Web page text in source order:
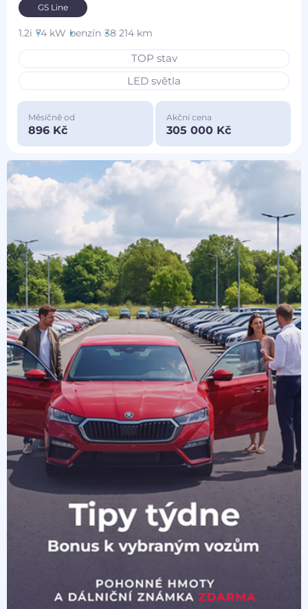
GS Line
1.2i 74 kW benzín 38 214 km
TOP stav
LED světla
Měsíčně od
896 Kč
Akční cena
305 000 Kč